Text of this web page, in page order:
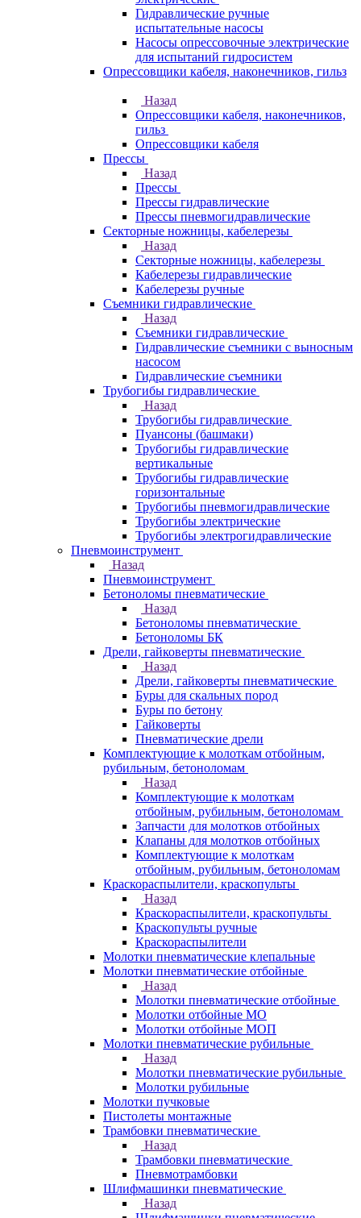
Гидравлические ручные
испытательные насосы
Насосы опрессовочные электрические
для испытаний гидросистем
Опрессовщики кабеля, наконечников, гильз
Назад
Опрессовщики кабеля, наконечников,
гильз
Опрессовщики кабеля
Прессы
Назад
Прессы
Прессы гидравлические
Прессы пневмогидравлические
Секторные ножницы, кабелерезы
Назад
Секторные ножницы, кабелерезы
Кабелерезы гидравлические
Кабелерезы ручные
Съемники гидравлические
Назад
Съемники гидравлические
Гидравлические cъемники с выносным
насосом
Гидравлические съемники
Трубогибы гидравлические
Назад
Трубогибы гидравлические
Пуансоны (башмаки)
Трубогибы гидравлические
вертикальные
Трубогибы гидравлические
горизонтальные
Трубогибы пневмогидравлические
Трубогибы электрические
Трубогибы электрогидравлические
Пневмоинструмент
Назад
Пневмоинструмент
Бетоноломы пневматические
Назад
Бетоноломы пневматические
Бетоноломы БК
Дрели, гайковерты пневматические
Назад
Дрели, гайковерты пневматические
Буры для скальных пород
Буры по бетону
Гайковерты
Пневматические дрели
Комплектующие к молоткам отбойным,
рубильным, бетоноломам
Назад
Комплектующие к молоткам
отбойным, рубильным, бетоноломам
Запчасти для молотков отбойных
Клапаны для молотков отбойных
Комплектующие к молоткам
отбойным, рубильным, бетоноломам
Краскораспылители, краскопульты
Назад
Краскораспылители, краскопульты
Краскопульты ручные
Краскораспылители
Молотки пневматические клепальные
Молотки пневматические отбойные
Назад
Молотки пневматические отбойные
Молотки отбойные МО
Молотки отбойные МОП
Молотки пневматические рубильные
Назад
Молотки пневматические рубильные
Молотки рубильные
Молотки пучковые
Пистолеты монтажные
Трамбовки пневматические
Назад
Трамбовки пневматические
Пневмотрамбовки
Шлифмашинки пневматические
Назад